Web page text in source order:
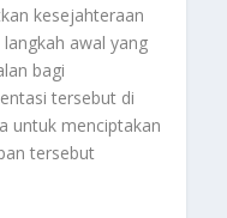
kesejahteraan
awal yang
bagi
tersebut di
untuk menciptakan
tersebut